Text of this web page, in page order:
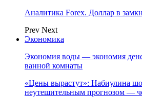
Аналитика Forex. Доллар в
Prev Next
Экономика
Экономия воды — экономия
ванной комнаты
«Цены вырастут»: Набиулина
неутешительным прогнозом —